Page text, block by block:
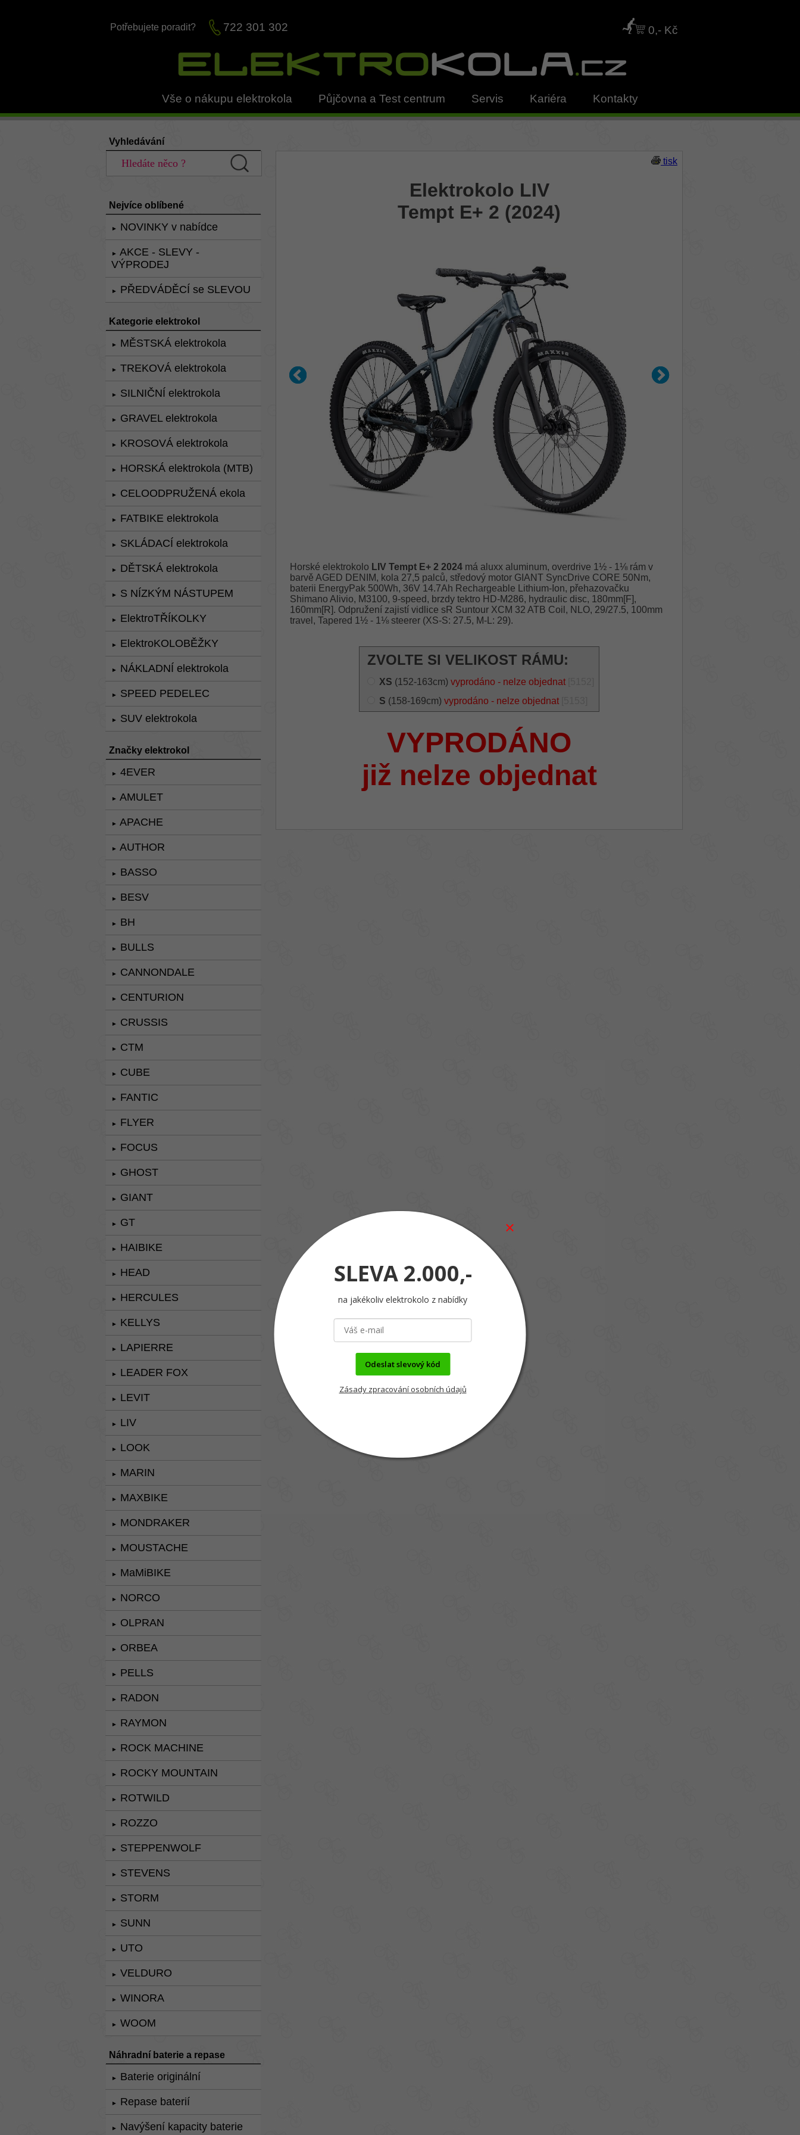
Potřebujete poradit? 722 301 302 0,- Kč
Vše o nákupu elektrokola Půjčovna a Test centrum Servis Kariéra Kontakty
Vyhledávání
Nejvíce oblíbené
► NOVINKY v nabídce
►
AKCE - SLEVY -
VÝPRODEJ
► PŘEDVÁDĚCÍ se SLEVOU
Kategorie elektrokol
► MĚSTSKÁ elektrokola
► TREKOVÁ elektrokola
► SILNIČNÍ elektrokola
► GRAVEL elektrokola
► KROSOVÁ elektrokola
► HORSKÁ elektrokola (MTB)
► CELOODPRUŽENÁ ekola
► FATBIKE elektrokola
► SKLÁDACÍ elektrokola
► DĚTSKÁ elektrokola
► S NÍZKÝM NÁSTUPEM
► ElektroTŘÍKOLKY
► ElektroKOLOBĚŽKY
► NÁKLADNÍ elektrokola
► SPEED PEDELEC
► SUV elektrokola
Značky elektrokol
► 4EVER
► AMULET
► APACHE
► AUTHOR
► BASSO
► BESV
► BH
► BULLS
► CANNONDALE
► CENTURION
► CRUSSIS
► CTM
► CUBE
► FANTIC
► FLYER
► FOCUS
► GHOST
► GIANT
► GT
► HAIBIKE
► HEAD
► HERCULES
► KELLYS
► LAPIERRE
► LEADER FOX
► LEVIT
► LIV
► LOOK
► MARIN
► MAXBIKE
► MONDRAKER
► MOUSTACHE
► MaMiBIKE
► NORCO
► OLPRAN
► ORBEA
► PELLS
► RADON
► RAYMON
► ROCK MACHINE
► ROCKY MOUNTAIN
► ROTWILD
► ROZZO
► STEPPENWOLF
► STEVENS
► STORM
► SUNN
► UTO
► VELDURO
► WINORA
► WOOM
Náhradní baterie a repase
► Baterie originální
► Repase baterií
► Navýšení kapacity baterie
tisk
Elektrokolo LIV
Tempt E+ 2 (2024)
Horské elektrokolo LIV Tempt E+ 2 2024má aluxx aluminum, overdrive 1½ - 1⅛ rám v
barvě AGED DENIM, kola 27,5 palců, středový motor GIANT SyncDrive CORE 50Nm,
baterii EnergyPak 500Wh, 36V 14.7Ah Rechargeable Lithium-Ion, přehazovačku
Shimano Alivio, M3100, 9-speed, brzdy tektro HD-M286, hydraulic disc, 180mm[F],
160mm[R]. Odpružení zajistí vidlice sR Suntour XCM 32 ATB Coil, NLO, 29/27.5, 100mm
travel, Tapered 1½ - 1⅛ steerer (XS-S: 27.5, M-L: 29).
ZVOLTE SI VELIKOST RÁMU:
XS (152-163cm) vyprodáno - nelze objednat
S (158-169cm) vyprodáno - nelze objednat
VYPRODÁNO
již nelze objednat
SLEVA 2.000,-
na jakékoliv elektrokolo z nabídky
Odeslat slevový kód
Zásady zpracování osobních údajů